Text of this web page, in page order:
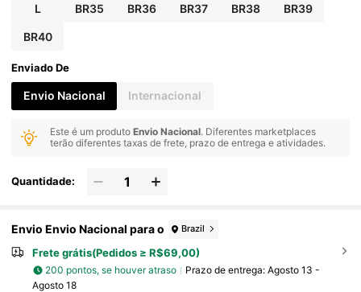
L BR35 BR36 BR37 BR38 BR39
BR40
Enviado De
Envio Nacional Internacional
Este é um produtoEnvio Nacional. Diferentes marketplaces
terão diferentes taxas de frete, prazo de entrega e atividades.
Quantidade:
Envio Envio Nacional para o Brazil
Frete grátis(Pedidos ≥ R$69,00)
200 pontos, se houver atraso Prazo de entrega: Agosto 13 -
Agosto 18